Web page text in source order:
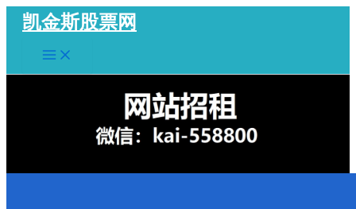
容
凯金斯股票网
Main
Menu